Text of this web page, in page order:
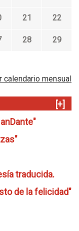
21 22
28 29
calendario mensual
[+]
traducida.
de la felicidad"